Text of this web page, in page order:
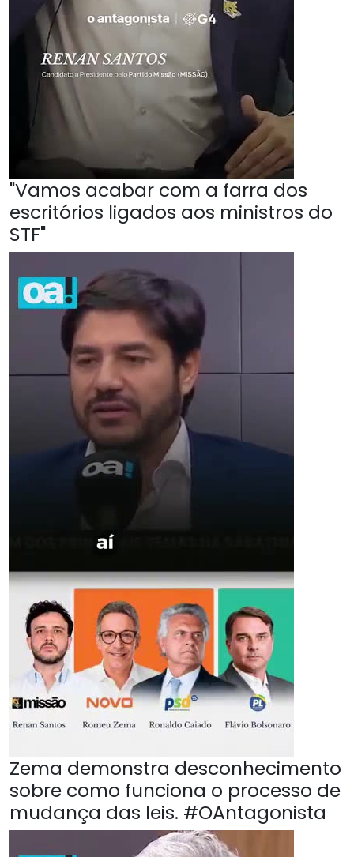
"Vamos acabar com a farra dos
escritórios ligados aos ministros do
STF"
Zema demonstra desconhecimento
sobre como funciona o processo de
mudança das leis. #OAntagonista